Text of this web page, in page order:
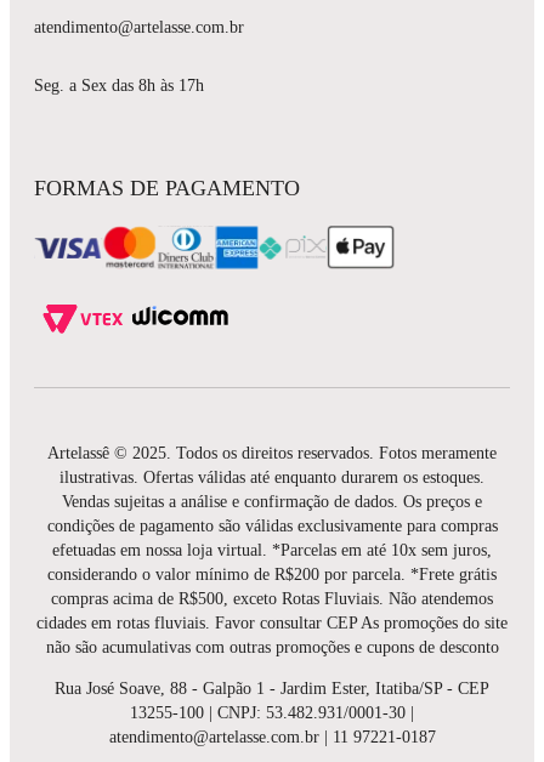
atendimento@artelasse.com.br
Seg. a Sex das 8h às 17h
FORMAS DE PAGAMENTO
Artelassê © 2025. Todos os direitos reservados. Fotos meramente
ilustrativas. Ofertas válidas até enquanto durarem os estoques.
Vendas sujeitas a análise e confirmação de dados. Os preços e
condições de pagamento são válidas exclusivamente para compras
efetuadas em nossa loja virtual. *Parcelas em até 10x sem juros,
considerando o valor mínimo de R$200 por parcela. *Frete grátis
compras acima de R$500, exceto Rotas Fluviais. Não atendemos
cidades em rotas fluviais. Favor consultar CEP As promoções do site
não são acumulativas com outras promoções e cupons de desconto
Rua José Soave, 88 - Galpão 1 - Jardim Ester, Itatiba/SP - CEP
13255-100 | CNPJ: 53.482.931/0001-30 |
atendimento@artelasse.com.br | 11 97221-0187